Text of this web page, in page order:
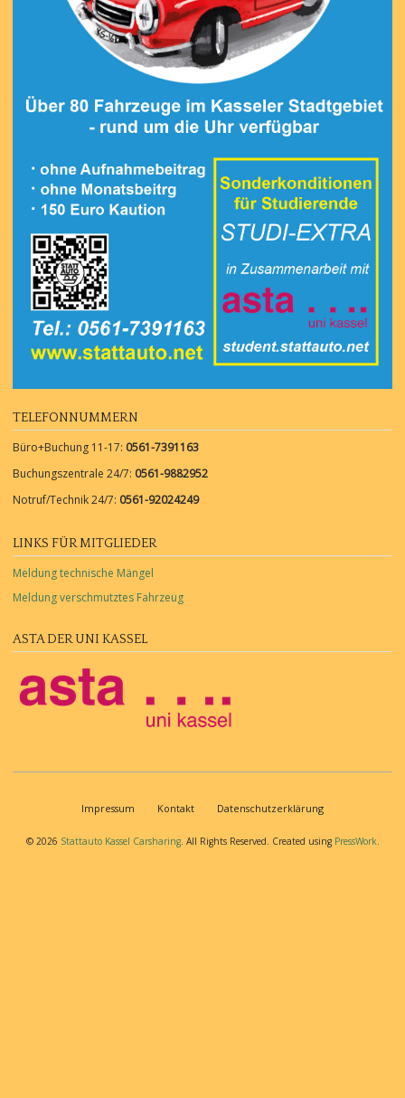
TELEFONNUMMERN
Büro+Buchung 11-17: 0561-7391163
Buchungszentrale 24/7: 0561-9882952
Notruf/Technik 24/7: 0561-92024249
LINKS FÜR MITGLIEDER
Meldung technische Mängel
Meldung verschmutztes Fahrzeug
ASTA DER UNI KASSEL
Impressum Kontakt Datenschutzerklärung
© 2026 Stattauto Kassel Carsharing. All Rights Reserved. Created using PressWork